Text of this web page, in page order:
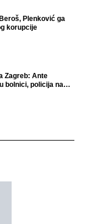
Plenković ga
korupcije
Zagreb: Ante
bolnici, policija na